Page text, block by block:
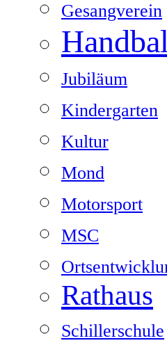
Gesangverein
Jubiläum
Kindergarten
Kultur
Mond
Motorsport
MSC
Rathaus
Schillerschule